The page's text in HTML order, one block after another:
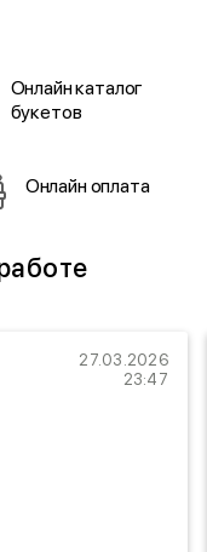
Онлайн каталог
букетов
Онлайн оплата
27.03.2026
23:47